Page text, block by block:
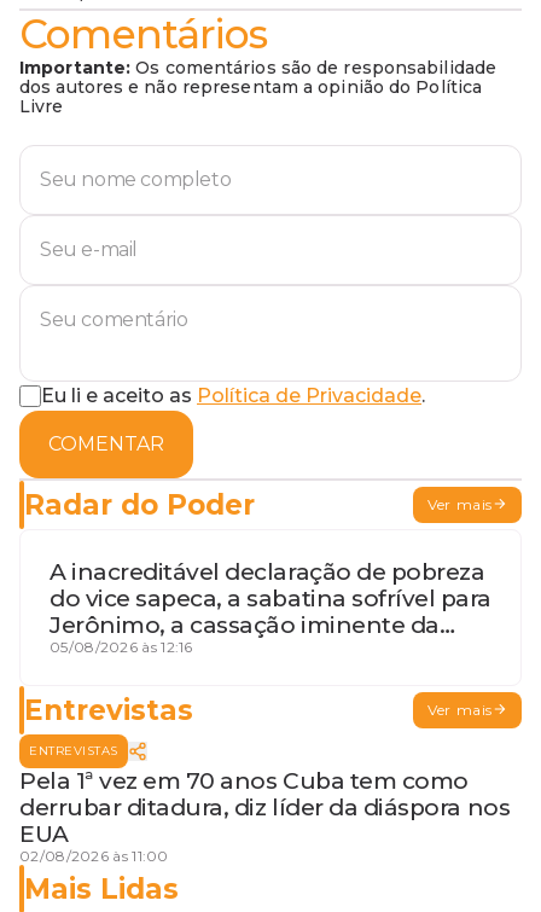
Comentários
Importante: Os comentários são de responsabilidade
dos autores e não representam a opinião do Política
Livre
Eu li e aceito as Política de Privacidade.
COMENTAR
Radar do Poder Ver mais
A inacreditável declaração de pobreza
do vice sapeca, a sabatina sofrível para
Jerônimo, a cassação iminente da
desembargadora e a vaga do Quinto
05/08/2026 às 12:16
Entrevistas Ver mais
ENTREVISTAS
Pela 1ª vez em 70 anos Cuba tem como
derrubar ditadura, diz líder da diáspora nos
EUA
02/08/2026 às 11:00
Mais Lidas